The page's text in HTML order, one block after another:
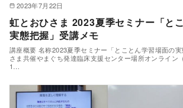
2023年7月22日
虹とおひさま 2023夏季セミナー「と
実態把握」受講メモ
講座概要 名称2023夏季セミナー「とことん学習場面の
さま共催やまぐち発達臨床支援センター場所オンライン
1…